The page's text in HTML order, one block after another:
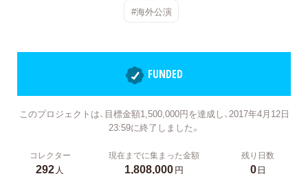
#海外公演
FUNDED
このプロジェクトは、目標金額1,500,000円を達成し、2017年4月12日
23:59に終了しました。
コレクター
292人
現在までに集まった金額
1,808,000円
残り日数
0日